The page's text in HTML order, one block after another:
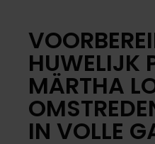
HUWELIJK
MÄRTHA
IN VOLLE